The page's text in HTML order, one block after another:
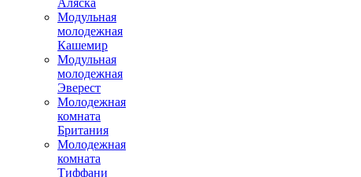
Аляска
Модульная
молодежная
Кашемир
Модульная
молодежная
Эверест
Молодежная
комната
Британия
Молодежная
комната
Тиффани